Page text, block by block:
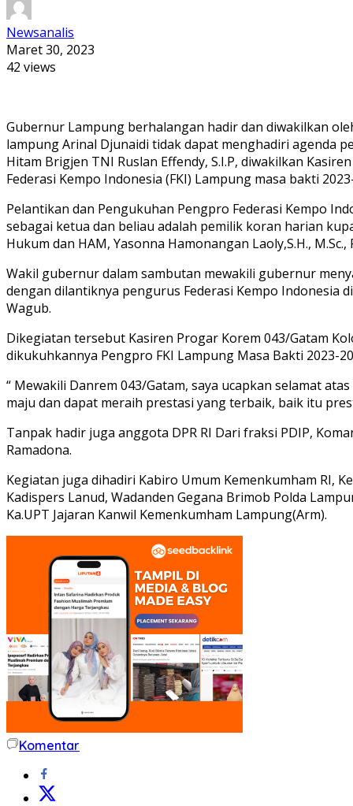
Newsanalis
Maret 30, 2023
42 views
Gubernur Lampung berhalangan hadir dan diwakilkan
lampung Arinal Djunaidi tidak dapat menghadiri agenda
Hitam Brigjen TNI Ruslan Effendy, S.I.P, diwakilkan
Federasi Kempo Indonesia (FKI) Lampung masa bakti
Pelantikan dan Pengukuhan Pengpro Federasi Kempo
sebagai ketua dan beliau adalah pemilik koran harian
Hukum dan HAM, Yasonna Hamonangan Laoly,S.H.,
Wakil gubernur dalam sambutan mewakili gubernur
dengan dilantiknya pengurus Federasi Kempo
Wagub.
Dikegiatan tersebut Kasiren Progar Korem 043/Gatam
dikukuhkannya Pengpro FKI Lampung Masa Bakti 2023-
“ Mewakili Danrem 043/Gatam, saya ucapkan selamat
maju dan dapat meraih prestasi yang terbaik, baik itu
Tanpak hadir juga anggota DPR RI Dari fraksi PDIP,
Ramadona.
Kegiatan juga dihadiri Kabiro Umum Kemenkumham RI,
Kadispers Lanud, Wadanden Gegana Brimob Polda
Ka.UPT Jajaran Kanwil Kemenkumham Lampung(Arm).
Komentar